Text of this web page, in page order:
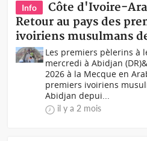
Info
Côte d'Ivoire-
Retour au pays des
ivoiriens musulmans
Les premiers pèlerins à
mercredi à Abidjan
2026 à la Mecque en
premiers ivoiriens
Abidjan depui...
il y a 2 mois